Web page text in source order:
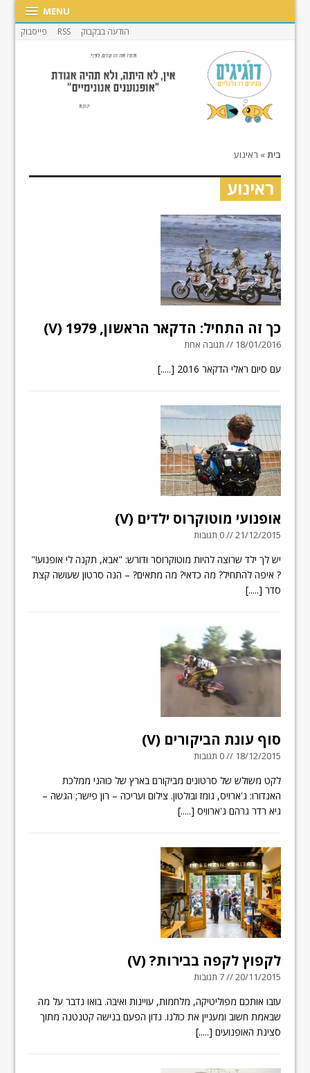
MENU
הודעה בבקבוק RSS פייסבוק
בית» ראינוע
ראינוע
כך זה התחיל: הדקאר הראשון, 1979 (V)
18/01/2016 // תגובה אחת
עם סיום ראלי הדקאר 2016 [.....]
אופנועי מוטוקרוס ילדים (Vׂ)
21/12/2015 // 0 תגובות
יש לך ילד שרוצה להיות מוטוקרוסר ודורש: "אבא, תקנה לי אופנוע!"
? איפה להתחיל? מה כדאי? מה מתאים? – הנה סרטון שעושה קצת
סדר [.....]
סוף עונת הביקורים (V)
18/12/2015 // 0 תגובות
לקט משולש של סרטונים מביקורם בארץ של כוהני ממלכת
האנדורו: ג'ארויס, גומז ובולטון. צילום ועריכה – רון פישר; הגשה –
גיא רדר גרהם ג'ארוויס [.....]
לקפוץ לקפה בבירות? (V)
20/11/2015 // 7 תגובות
עזבו אותכם מפוליטיקה, מלחמות, עויינות ואיבה. בואו נדבר על מה
שבאמת חשוב ומעניין את כולנו. נדון הפעם בנישה קטנטנה מתוך
סצינת האופנועים [.....]